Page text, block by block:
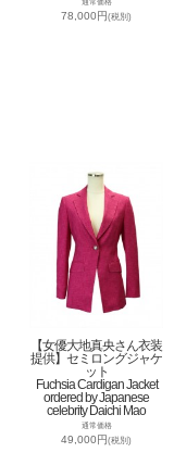
78,000円(税別)
【女優大地真央さん衣装
提供】セミロングジャケ
ット
Fuchsia Cardigan Jacket
ordered by Japanese
celebrity Daichi Mao
通常価格
49,000円(税別)